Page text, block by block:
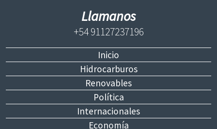
Llamanos
+54 91127237196
Inicio
Hidrocarburos
Renovables
Política
Internacionales
Economía